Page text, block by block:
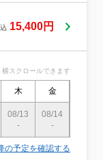
命 千葉市川本
15,400円
横スクロールできます
木 金
08/13
-
08/14
-
の予定を確認する